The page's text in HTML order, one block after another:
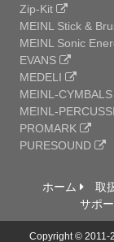
Zip-Kit
MEINL Stick &
MEINL Sonic
EVANS
MEDELI
MEINL-
MEINL-
PROMARK
PURESOUND
ホーム 取
サポ
Copyright © 2011-